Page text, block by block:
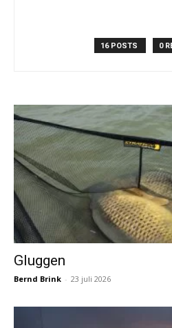
16 POSTS 0
Gluggen
Bernd Brink - 23 juli 2026